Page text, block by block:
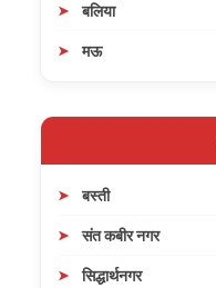
बलिया
मऊ
बस्ती
संत कबीर नगर
सिद्धार्थनगर